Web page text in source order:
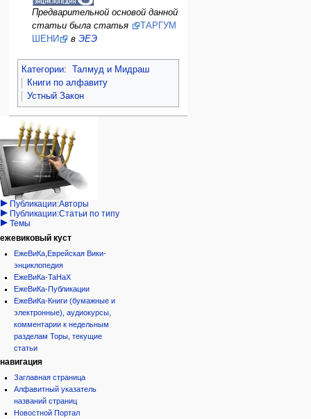
Предварительной основой данной
статьи была статья
ТАРГУМ
ШЕНИ
в ЭЕЭ
Категории:
Талмуд и Мидраш
Книги по алфавиту
Устный Закон
Навигация
персональные инструменты
войти
запрос
учётной
записи
категории
Израиль:Страна и
государство
Иудаизм
Народ
Проекты
Проекты/Участники/
дополнения
Публикации:Авторы
Публикации:Статьи по типу
Темы
ежевиковый куст
ЕжеВиКа,Еврейская Вики-
энциклопедия
ЕжеВиКа-ТаНаХ
ЕжеВиКа-Публикации
ЕжеВиКа-Книги (бумажные и
электронные), аудиокурсы,
комментарии к недельным
разделам Торы, текущие
статьи
навигация
Заглавная страница
Алфавитный указатель
названий страниц
Новостной Портал